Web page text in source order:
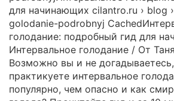
для начинающих cilantro.ru › blog
golodanie-podrobnyj
голодание: подробный гид для
Интервальное голодание / От
Возможно вы и не
практикуете интервальное
популярно, чем опасно и как